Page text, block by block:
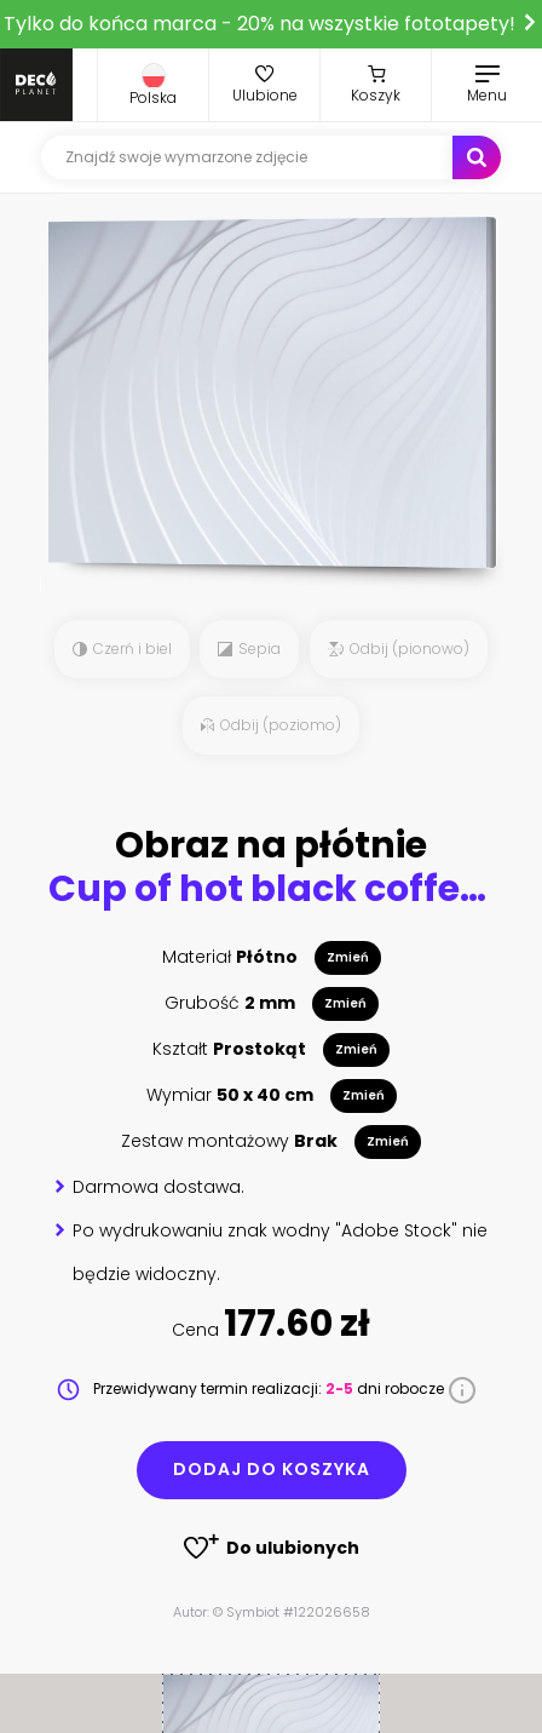
Tylko do końca marca - 20% na wszystkie fototapety!
Polska Ulubione Koszyk Menu
Czerń i biel Sepia Odbij (pionowo)
Odbij (poziomo)
Obraz na płótnie
Cup of hot black coffee with old wooden mill grinder
Materiał Płótno Zmień
Grubość 2 mm Zmień
Kształt Prostokąt Zmień
Wymiar 50 x 40 cm Zmień
Zestaw montażowy Brak Zmień
Darmowa dostawa.
Po wydrukowaniu znak wodny "Adobe Stock" nie
będzie widoczny.
Cena 177.60 zł
Przewidywany termin realizacji: 2-5 dni robocze
DODAJ DO KOSZYKA
Do ulubionych
Autor: © Symbiot #122026658